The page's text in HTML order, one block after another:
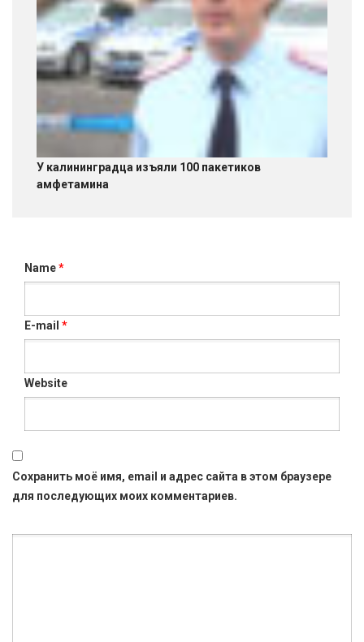
У калининградца изъяли 100 пакетиков
амфетамина
Name*
E-mail *
Website
Сохранить моё имя, email и адрес сайта в этом браузере
для последующих моих комментариев.